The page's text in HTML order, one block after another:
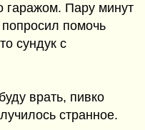
гаражом. Пару минут
помочь
сундук с
врать, пивко
странное.